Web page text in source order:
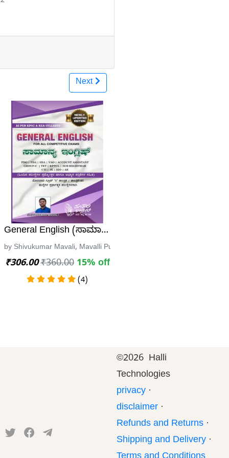
Next
Recruitment| C.V. Jayanna & Dr.
General English (ಸಾಮಾನ್ಯ ಇಂಗ್ಲಿಷ್) - ಶಿವುಕುಮಾರ
by Shivukumar Mavali, Mavalli Publication
₹306.00 ₹360.00 15% off
(4)
©2026 Halli
Technologies
privacy ·
disclaimer ·
Refunds and Returns ·
Shipping and Delivery ·